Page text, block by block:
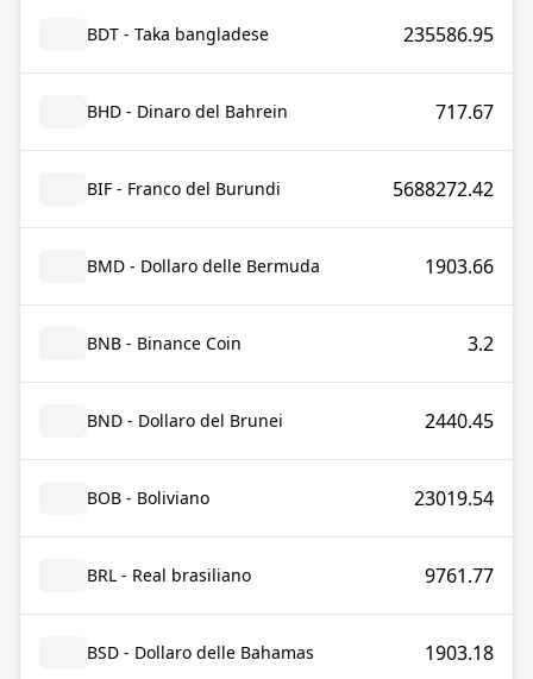
BDT - Taka bangladese 235586.95
BHD - Dinaro del Bahrein 717.67
BIF - Franco del Burundi 5688272.42
BMD - Dollaro delle Bermuda 1903.66
BNB - Binance Coin 3.2
BND - Dollaro del Brunei 2440.45
BOB - Boliviano 23019.54
BRL - Real brasiliano 9761.77
BSD - Dollaro delle Bahamas 1903.18